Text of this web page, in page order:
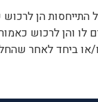
התייחסות הן
לו והן לרכוש
ביחד לאחר